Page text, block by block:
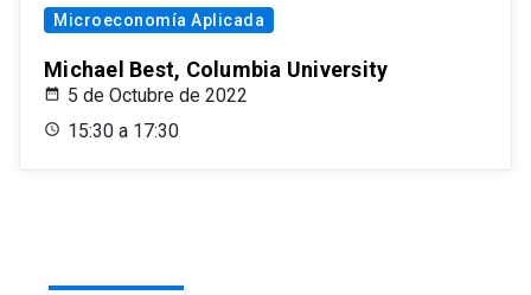
Microeconomía Aplicada
Michael Best, Columbia University
5 de Octubre de 2022
15:30 a 17:30